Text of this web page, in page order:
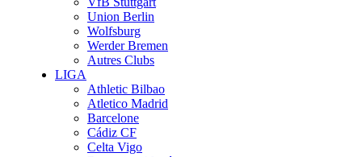
Union Berlin
Wolfsburg
Werder Bremen
Autres Clubs
LIGA
Athletic Bilbao
Atletico Madrid
Barcelone
Cádiz CF
Celta Vigo